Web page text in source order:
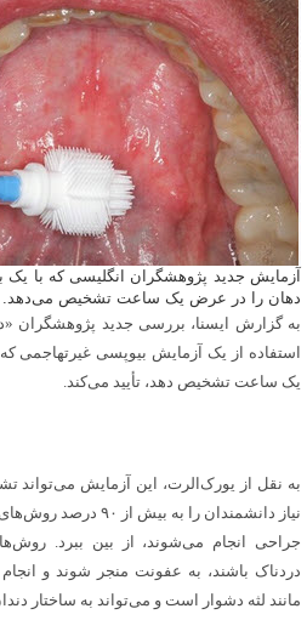
آزمایش جدید پژوهشگران انگلیسی که با
دهان را در عرض یک ساعت تشخیص می‌دهد.
استفاده از یک آزمایش بیوپسی
یک ساعت تشخیص دهد، تأیید می‌کند.
به نقل از یورک‌الرت، این آزمایش
نیاز دانشمندان را به
جراحی انجام می‌شوند، از بین ببرد.
دردناک باشند، به عفونت منجر شوند و
مانند لثه دشوار است و می‌تواند به ساختار